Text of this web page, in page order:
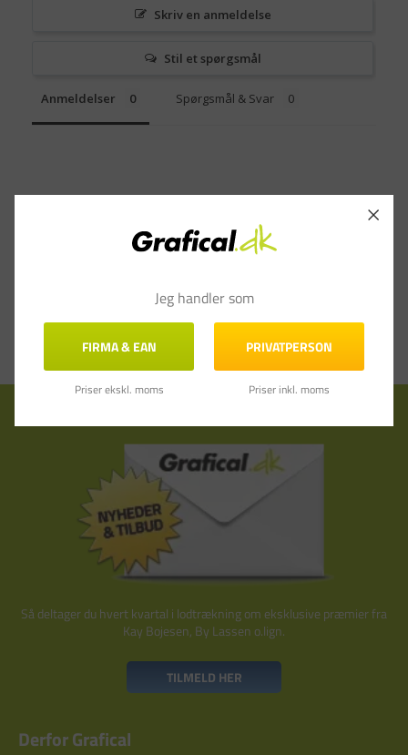
Skriv en anmeldelse
Stil et spørgsmål
Anmeldelser Spørgsmål & Svar
Så deltager du hvert kvartal i lodtrækning om eksklusive præmier fra
Kay Bojesen, By Lassen o.lign.
TILMELD HER
Derfor Grafical
Jeg handler som
FIRMA & EAN
Priser ekskl. moms
PRIVATPERSON
Priser inkl. moms